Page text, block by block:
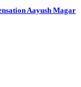
Aayush Magar